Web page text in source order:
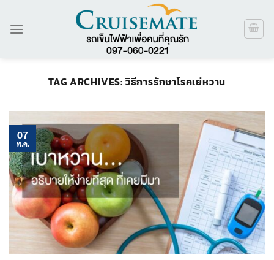
TAG ARCHIVES:วิธีการรักษาโรคเย่หวาน
07
พ.ค.